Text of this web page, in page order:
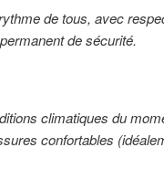
de tous, avec
de sécurité.
climatiques du
confortables